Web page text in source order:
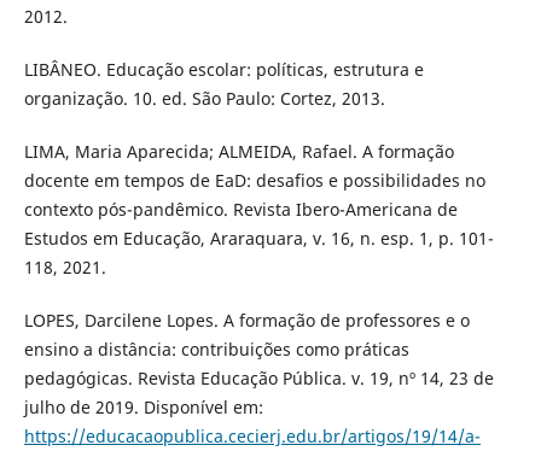
2012.
LIBÂNEO. Educação escolar: políticas, estrutura e
organização. 10. ed. São Paulo: Cortez, 2013.
LIMA, Maria Aparecida; ALMEIDA, Rafael. A formação
docente em tempos de EaD: desafios e possibilidades no
contexto pós-pandêmico. Revista Ibero-Americana de
Estudos em Educação, Araraquara, v. 16, n. esp. 1, p. 101-
118, 2021.
LOPES, Darcilene Lopes. A formação de professores e o
ensino a distância: contribuições como práticas
pedagógicas. Revista Educação Pública. v. 19, nº 14, 23 de
julho de 2019. Disponível em:
https://educacaopublica.cecierj.edu.br/artigos/19/14/a-